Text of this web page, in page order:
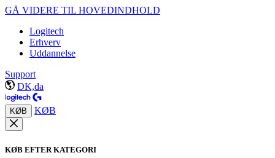
GÅ VIDERE TIL HOVEDINDHOLD
Logitech
Erhverv
Uddannelse
Support
DK,da
KØB KØB
KØB EFTER KATEGORI